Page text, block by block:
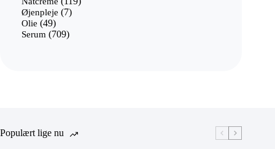
Øjenpleje 77
Olie 4949
varer
Serum 709709
Populært lige nu